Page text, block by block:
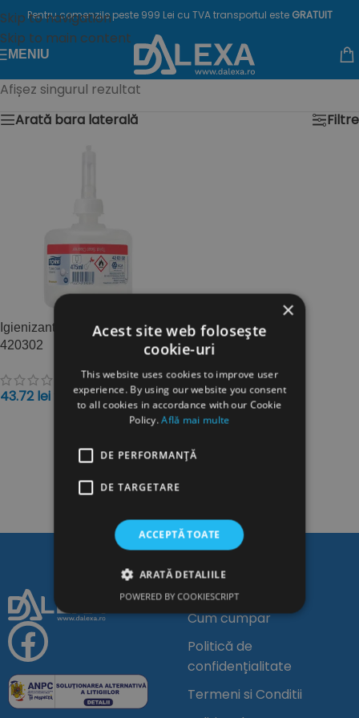
Skip to navigation
Skip to main content
Pentru comenzile peste 999 Lei cu TVA transportul este GRATUIT
MENIU
Afișez singurul rezultat
Arată bara laterală
Filtre
Igienizant colac toaleta Tork –
420302
43.72lei TVA inclus
Linkuri Utile
Cum cumpar
Politică de
confidențialitate
Termeni si Conditii
×
Acest site web folosește
cookie-uri
This website uses cookies to improve user
experience. By using our website you consent
to all cookies in accordance with our Cookie
Policy.Află mai multe
DE PERFORMANȚĂ
DE TARGETARE
ACCEPTĂ TOATE
ARATĂ DETALIILE
POWERED BY COOKIESCRIPT